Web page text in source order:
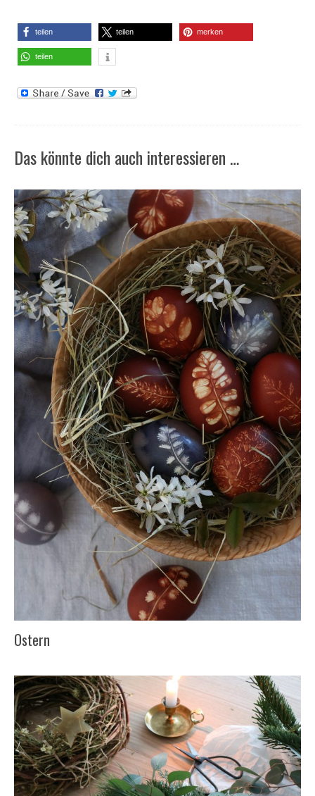
teilen teilen merken
teilen
Das könnte dich auch interessieren …
Ostern